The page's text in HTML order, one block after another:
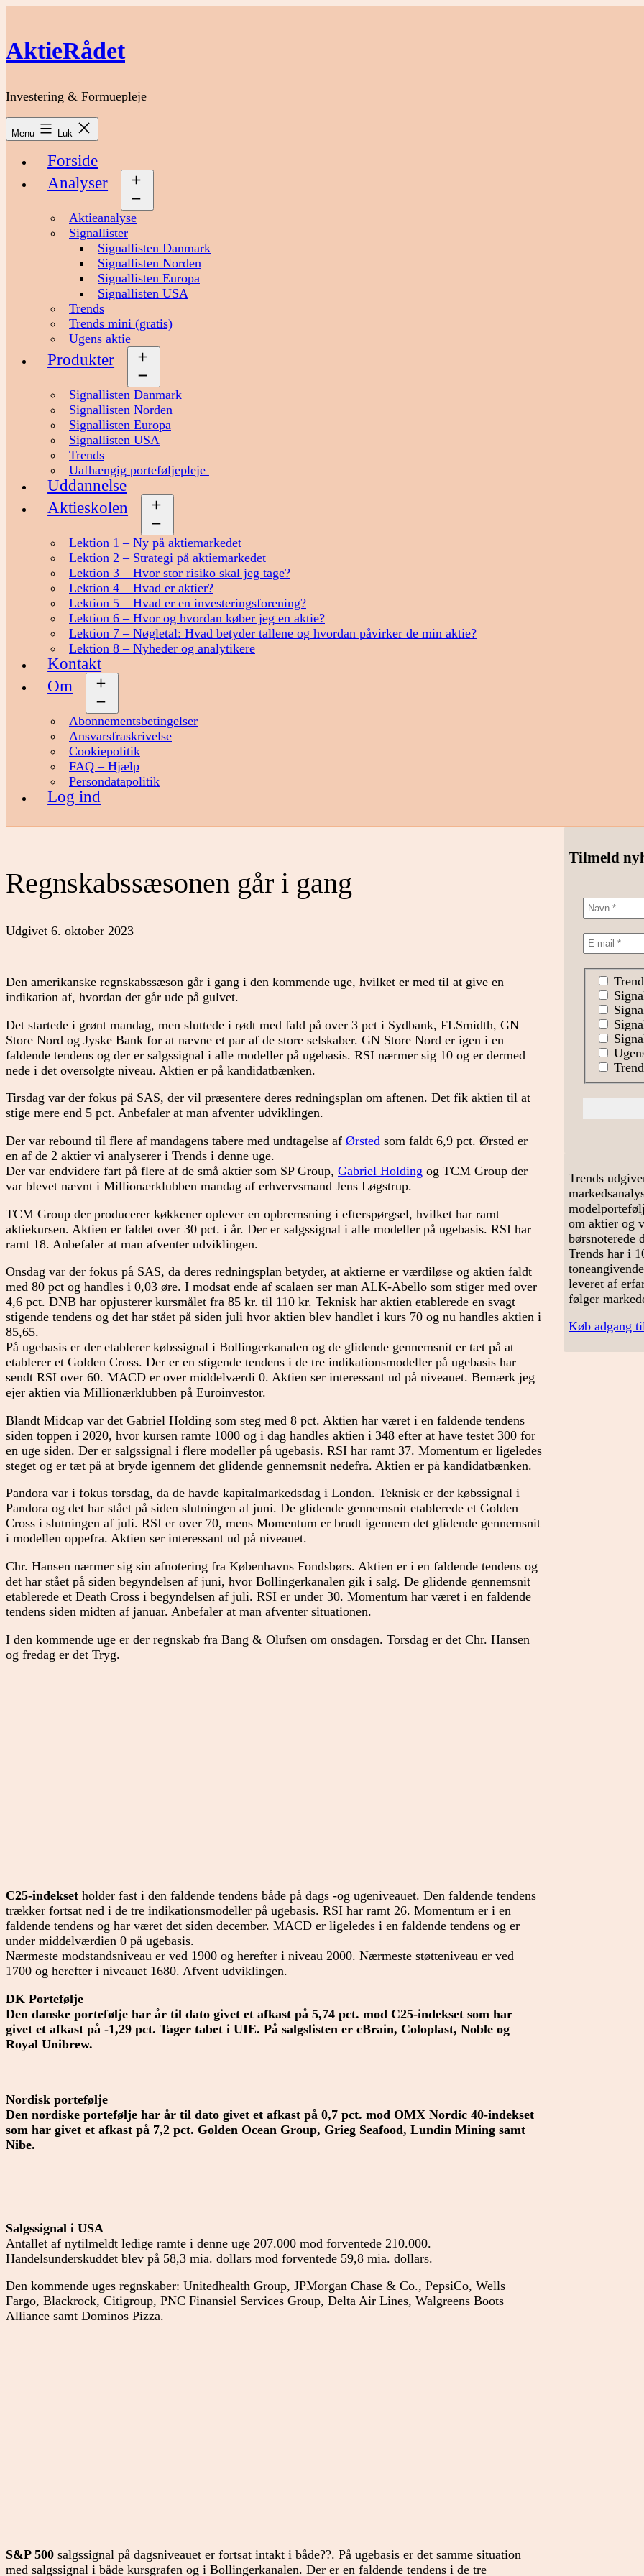
indhold
AktieRådet
Investering & Formuepleje
Menu Luk
Forside
Analyser
Aktieanalyse
Signallister
Signallisten Danmark
Signallisten Norden
Signallisten Europa
Signallisten USA
Trends
Trends mini (gratis)
Ugens aktie
Produkter
Signallisten Danmark
Signallisten Norden
Signallisten Europa
Signallisten USA
Trends
Uafhængig porteføljepleje
Uddannelse
Aktieskolen
Lektion 1 – Ny på aktiemarkedet
Lektion 2 – Strategi på aktiemarkedet
Lektion 3 – Hvor stor risiko skal jeg tage?
Lektion 4 – Hvad er aktier?
Lektion 5 – Hvad er en investeringsforening?
Lektion 6 – Hvor og hvordan køber jeg en aktie?
Lektion 7 – Nøgletal: Hvad betyder tallene og hvordan påvirker de min aktie?
Lektion 8 – Nyheder og analytikere
Kontakt
Om
Abonnementsbetingelser
Ansvarsfraskrivelse
Cookiepolitik
FAQ – Hjælp
Persondatapolitik
Log ind
Regnskabssæsonen går i gang
Udgivet 6. oktober 2023
Den amerikanske regnskabssæson går i gang i den kommende uge, hvilket er med til at give en
indikation af, hvordan det går ude på gulvet.
Det startede i grønt mandag, men sluttede i rødt med fald på over 3 pct i Sydbank, FLSmidth, GN
Store Nord og Jyske Bank for at nævne et par af de store selskaber. GN Store Nord er igen i en
faldende tendens og der er salgssignal i alle modeller på ugebasis. RSI nærmer sig 10 og er dermed
nede i det oversolgte niveau. Aktien er på kandidatbænken.
Tirsdag var der fokus på SAS, der vil præsentere deres redningsplan om aftenen. Det fik aktien til at
stige mere end 5 pct. Anbefaler at man afventer udviklingen.
Der var rebound til flere af mandagens tabere med undtagelse af Ørsted som faldt 6,9 pct. Ørsted er
en af de 2 aktier vi analyserer i Trends i denne uge.
Der var endvidere fart på flere af de små aktier som SP Group, Gabriel Holding og TCM Group der
var blevet nævnt i Millionærklubben mandag af erhvervsmand Jens Løgstrup.
TCM Group der producerer køkkener oplever en opbremsning i efterspørgsel, hvilket har ramt
aktiekursen. Aktien er faldet over 30 pct. i år. Der er salgssignal i alle modeller på ugebasis. RSI har
ramt 18. Anbefaler at man afventer udviklingen.
Onsdag var der fokus på SAS, da deres redningsplan betyder, at aktierne er værdiløse og aktien faldt
med 80 pct og handles i 0,03 øre. I modsat ende af scalaen ser man ALK-Abello som stiger med over
4,6 pct. DNB har opjusterer kursmålet fra 85 kr. til 110 kr. Teknisk har aktien etablerede en svagt
stigende tendens og det har stået på siden juli hvor aktien blev handlet i kurs 70 og nu handles aktien i
85,65.
På ugebasis er der etablerer købssignal i Bollingerkanalen og de glidende gennemsnit er tæt på at
etablerer et Golden Cross. Der er en stigende tendens i de tre indikationsmodeller på ugebasis har
sendt RSI over 60. MACD er over middelværdi 0. Aktien ser interessant ud på niveauet. Bemærk jeg
ejer aktien via Millionærklubben på Euroinvestor.
Blandt Midcap var det Gabriel Holding som steg med 8 pct. Aktien har været i en faldende tendens
siden toppen i 2020, hvor kursen ramte 1000 og i dag handles aktien i 348 efter at have testet 300 for
en uge siden. Der er salgssignal i flere modeller på ugebasis. RSI har ramt 37. Momentum er ligeledes
steget og er tæt på at bryde igennem det glidende gennemsnit nedefra. Aktien er på kandidatbænken.
Pandora var i fokus torsdag, da de havde kapitalmarkedsdag i London. Teknisk er der købssignal i
Pandora og det har stået på siden slutningen af juni. De glidende gennemsnit etablerede et Golden
Cross i slutningen af juli. RSI er over 70, mens Momentum er brudt igennem det glidende gennemsnit
i modellen oppefra. Aktien ser interessant ud på niveauet.
Chr. Hansen nærmer sig sin afnotering fra Københavns Fondsbørs. Aktien er i en faldende tendens og
det har stået på siden begyndelsen af juni, hvor Bollingerkanalen gik i salg. De glidende gennemsnit
etablerede et Death Cross i begyndelsen af juli. RSI er under 30. Momentum har været i en faldende
tendens siden midten af januar. Anbefaler at man afventer situationen.
I den kommende uge er der regnskab fra Bang & Olufsen om onsdagen. Torsdag er det Chr. Hansen
og fredag er det Tryg.
C25-indekset holder fast i den faldende tendens både på dags -og ugeniveauet. Den faldende tendens
trækker fortsat ned i de tre indikationsmodeller på ugebasis. RSI har ramt 26. Momentum er i en
faldende tendens og har været det siden december. MACD er ligeledes i en faldende tendens og er
under middelværdien 0 på ugebasis.
Nærmeste modstandsniveau er ved 1900 og herefter i niveau 2000. Nærmeste støtteniveau er ved
1700 og herefter i niveauet 1680. Afvent udviklingen.
DK Portefølje
Den danske portefølje har år til dato givet et afkast på 5,74 pct. mod C25-indekset som har
givet et afkast på -1,29 pct. Tager tabet i UIE. På salgslisten er cBrain, Coloplast, Noble og
Royal Unibrew.
Nordisk portefølje
Den nordiske portefølje har år til dato givet et afkast på 0,7 pct. mod OMX Nordic 40-indekset
som har givet et afkast på 7,2 pct. Golden Ocean Group, Grieg Seafood, Lundin Mining samt
Nibe.
Salgssignal i USA
Antallet af nytilmeldt ledige ramte i denne uge 207.000 mod forventede 210.000.
Handelsunderskuddet blev på 58,3 mia. dollars mod forventede 59,8 mia. dollars.
Den kommende uges regnskaber: Unitedhealth Group, JPMorgan Chase & Co., PepsiCo, Wells
Fargo, Blackrock, Citigroup, PNC Finansiel Services Group, Delta Air Lines, Walgreens Boots
Alliance samt Dominos Pizza.
S&P 500 salgssignal på dagsniveauet er fortsat intakt i både??. På ugebasis er det samme situation
med salgssignal i både kursgrafen og i Bollingerkanalen. Der er en faldende tendens i de tre
Tilmeld
Trends
om aktier og
børsnoterede
Trends har i
leveret af
følger
Køb adgang